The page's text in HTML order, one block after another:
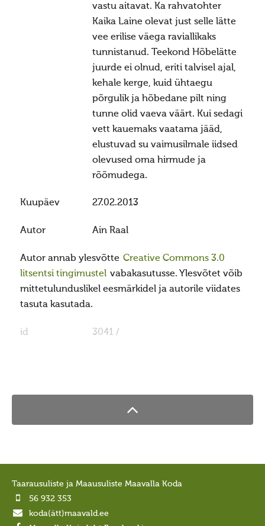
Sirvide koostamisest
Heinakuu
Põimukuu
Porikuu
Kooljakuu
Liikuvad pyhad
Taarausulistest. Kaupo Deemant
Kustas Utuste elutöö peatähiseid
Hiis nr 1
Kirjad
vastu aitavat. Ka rahvatohter
Kaika Laine olevat just selle lätte
vee erilise väega raviallikaks
tunnistanud. Teekond Hõbelätte
juurde ei olnud, eriti talvisel ajal,
kehale kerge, kuid ühtaegu
põrgulik ja hõbedane pilt ning
tunne olid vaeva väärt. Kui sedagi
vett kauemaks vaatama jääd,
elustuvad su vaimusilmale iidsed
olevused oma hirmude ja
rõõmudega.
Kuupäev 27.02.2013
Autor Ain Raal
Autor annab ylesvõtte Creative Commons 3.0
litsentsi tingimustel vabakasutusse. Ylesvõtet võib
mittetulunduslikel eesmärkidel ja autorile viidates
tasuta kasutada.
id 3041 /
Taarausuliste ja Maausuliste Maavalla Koda
56 932 353
koda(ätt)maavald.ee